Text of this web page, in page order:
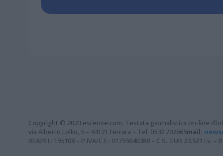
Copyright © 2023 estense.com. Testata giornalistica on-line
via Alberto Lollio, 5 – 44121 Ferrara – Tel. 0532 702665mail:
REA/R.I.: 195108 – P.IVA/C.F.: 01755640388 – C.S.: EUR 23.521 i.v.